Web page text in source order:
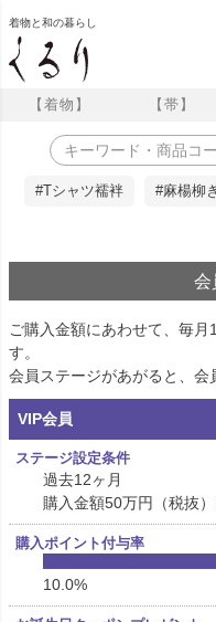
着物と和の暮らし
【着物】 【帯】
#Tシャツ襦袢 #麻楊柳
会
ご購入金額にあわせて、毎
す。
会員ステージがあがると、会
VIP会員
過去12ヶ月
購入金額50万円（税抜
10.0%